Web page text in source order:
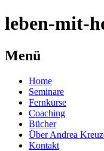
leben-mit-
Menü
Springe
zum
Inhalt
Home
Seminare
Fernkurse
Coaching
Bücher
Über Andrea
Kontakt